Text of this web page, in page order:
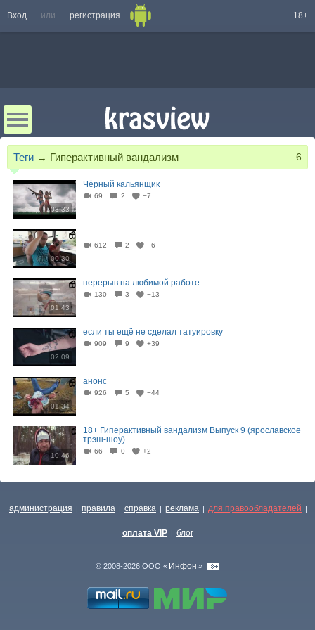
Вход или регистрация 18+
Теги → Гиперактивный вандализм 6
03:33
Чёрный кальянщик
69 2 −7
00:30
...
612 2 −6
01:43
перерыв на любимой работе
130 3 −13
02:09
если ты ещё не сделал татуировку
909 9 +39
01:34
анонс
926 5 −44
10:46
18+ Гиперактивный вандализм Выпуск 9 (ярославское
трэш-шоу)
66 0 +2
администрация | правила | справка | реклама | для правообладателей |
оплата VIP | блог
© 2008-2026 ООО « Инфон »